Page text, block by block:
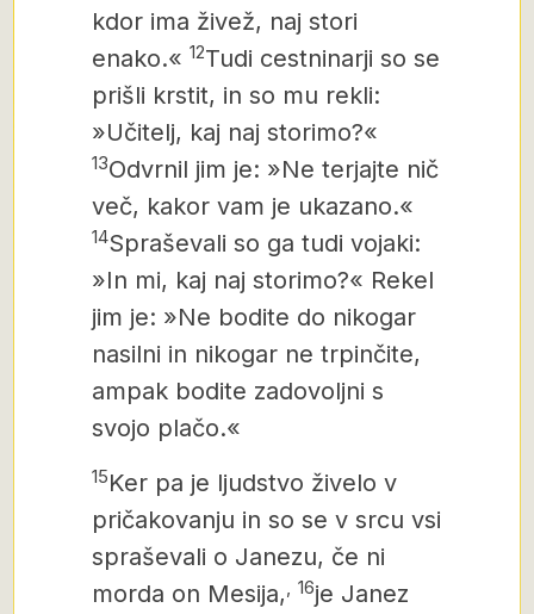
kdor ima živež, naj stori
enako.« 12Tudi cestninarji so se
prišli krstit, in so mu rekli:
»Učitelj, kaj naj storimo?«
13Odvrnil jim je: »Ne terjajte nič
več, kakor vam je ukazano.«
14Spraševali so ga tudi vojaki:
»In mi, kaj naj storimo?« Rekel
jim je: »Ne bodite do nikogar
nasilni in nikogar ne trpinčite,
ampak bodite zadovoljni s
svojo plačo.«
15Ker pa je ljudstvo živelo v
pričakovanju in so se v srcu vsi
spraševali o Janezu, če ni
morda on Mesija,
16je Janez